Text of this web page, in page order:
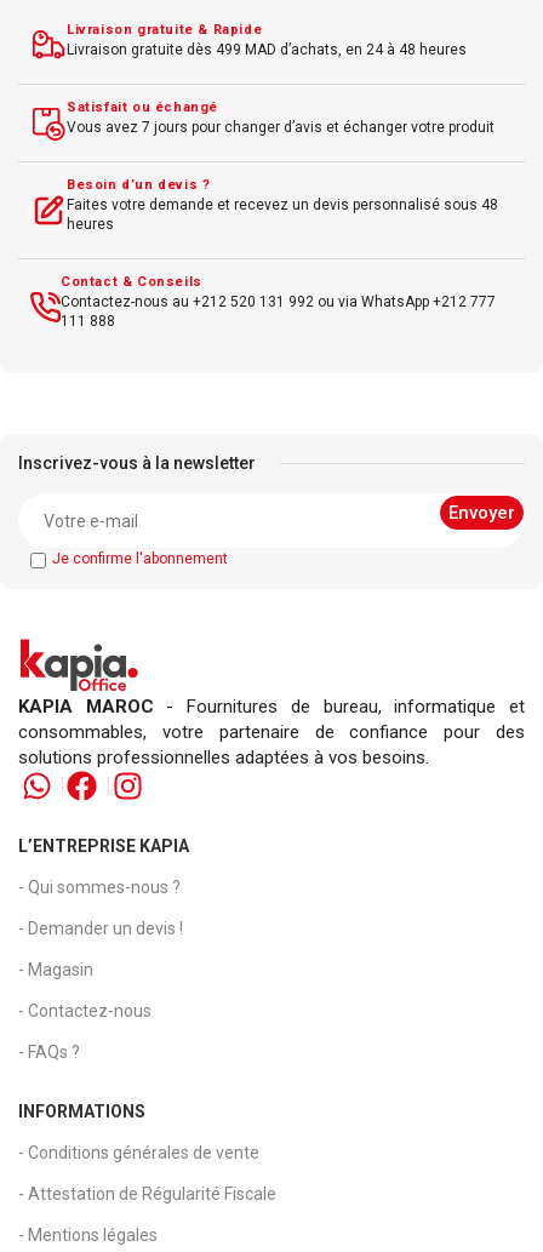
Livraison gratuite & Rapide
Livraison gratuite dès 499 MAD d’achats, en 24 à 48 heures
Satisfait ou échangé
Vous avez 7 jours pour changer d’avis et échanger votre produit
Besoin d’un devis ?
Faites votre demande et recevez un devis personnalisé sous 48
heures
Contact & Conseils
Contactez-nous au +212 520 131 992 ou via WhatsApp +212 777
111 888
Inscrivez-vous à la newsletter
Je confirme l'abonnement
KAPIA MAROC - Fournitures de bureau, informatique et
consommables, votre partenaire de confiance pour des
solutions professionnelles adaptées à vos besoins.
L’ENTREPRISE KAPIA
- Qui sommes-nous ?
- Demander un devis !
- Magasin
- Contactez-nous
- FAQs ?
INFORMATIONS
- Conditions générales de vente
- Attestation de Régularité Fiscale
- Mentions légales